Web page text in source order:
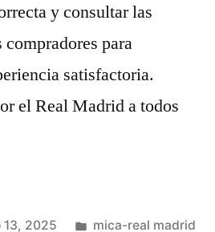
y consultar las
para
satisfactoria.
el Real Madrid a todos
13, 2025
Publicado
mica-real madrid